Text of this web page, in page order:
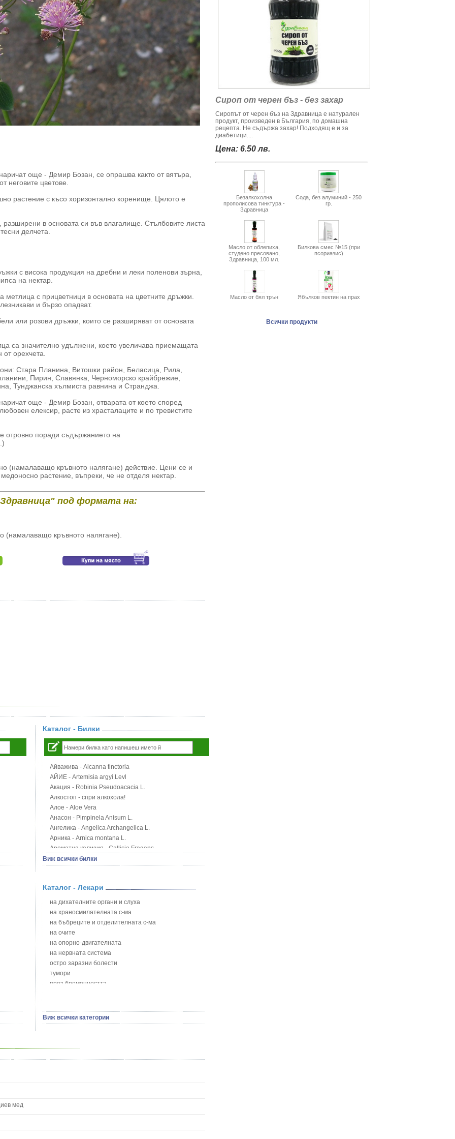
още - Демир Бозан, се опрашва както от вятъра,
неговите цветове.
растение с късо хоризонтално коренище. Цялото е
в основата си във влагалище. Стълбовите листа
делчета.
с висока продукция на дребни и леки поленови зърна,
на нектар.
с прицветници в основата на цветните дръжки.
и бързо опадват.
или розови дръжки, които се разширяват от основата
са значително удължени, което увеличава приемащата
орехчета.
Стара Планина, Витошки район, Беласица, Рила,
Пирин, Славянка, Черноморско крайбрежие,
Тунджанска хълмиста равнина и Странджа.
още - Демир Бозан, отварата от което според
елексир, расте из храсталаците и по тревистите
отровно поради съдържанието на
(намалаващо кръвното налягане) действие. Цени се и
растение, въпреки, че не отделя нектар.
под формата на:
(намалаващо кръвното налягане).
Каталог - Билки
Айважива - Alcanna tinctoria
АЙИЕ - Artemisia argyi Levl
Акация - Robinia Pseudoacacia L.
Алкостоп - спри алкохола!
Алое - Aloe Vera
Анасон - Pimpinela Anisum L.
Ангелика - Angelica Archangelica L.
Арника - Arnica montana L.
Ароматна кализия - Callisia Fragans
Арония - Sorbus melanocorpa
Блатен аир - Acorus calamus L.
Блатен тъжник - Spirea ulmaria L.
Блян
Бобови шушулки - Phaseolus Vulgaris L.
Божур - Paeonia Decora
Борови връхчета - Pinus sylvestris
Босилек - Ocimum Basillicum
Брей - Tamus Communis
Брош - Rubia tinctorum L.
Бръшлян - Hedera helix L.
Бял имел - Viscum album L.
Бял оман - Inula Helenium L.
Бяла върба - Salix Аlba
Виж всички билки
Каталог - Лекари
на дихателните органи и слуха
на храносмилателната с-ма
на бъбреците и отделителната с-ма
на очите
на опорно-двигателната
на нервната система
остро заразни болести
тумори
през бременността
сексуални проблеми
на половите органи
Виж всички категории
мед
Сироп от черен бъз - без захар
Сиропът от черен бъз на Здравница е натурален
продукт, произведен в България, по домашна
рецепта. Не съдържа захар! Подходящ е и за
диабетици....
Цена: 6.50 лв.
Безалкохолна
прополисова тинктура -
Здравница
Сода, без алуминий - 250
гр.
Масло от облепиха,
студено пресовано,
Здравница, 100 мл.
Билкова смес №15 (при
псориазис)
Масло от бял трън Ябълков пектин на прах
Всички продукти